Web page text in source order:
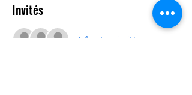
Invités
+ 1 autres invités